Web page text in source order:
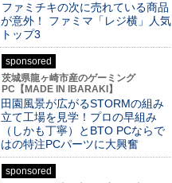
ファミチキの次に売れている商品
が意外！ ファミマ「レジ横」人気
トップ3
sponsored
茨城県龍ヶ崎市産のゲーミング
PC【MADE IN IBARAKI】
田園風景が広がるSTORMの組み
立て工場を見学！プロの早組み
（しかも丁寧）とBTO PCならで
はの特注PCパーツに大興奮
sponsored